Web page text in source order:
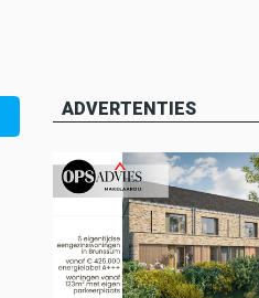
ADVERTENTIES